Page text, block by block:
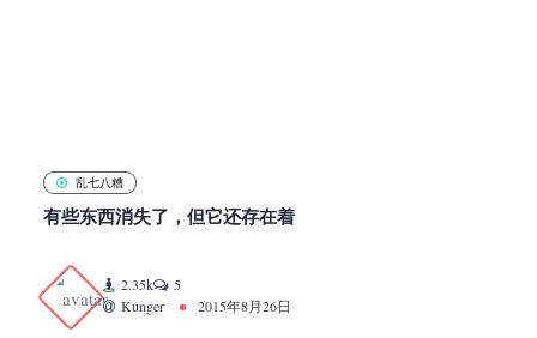
乱七八糟
有些东西消失了，但它还存在着
2.35k
5
Kunger
2015年8月26日